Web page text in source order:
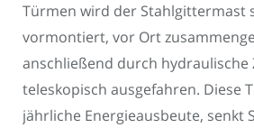
Türmen wird der Stahlgittermast
vormontiert, vor Ort
anschließend durch hydraulische
teleskopisch ausgefahren. Diese
jährliche Energieausbeute, senkt